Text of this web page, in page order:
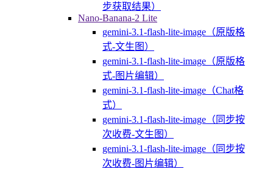
步获取结果）
Nano-Banana-2 Lite
gemini-3.1-flash-lite-image（原版格
式-文生图）
gemini-3.1-flash-lite-image（原版格
式-图片编辑）
gemini-3.1-flash-lite-image（Chat格
式）
gemini-3.1-flash-lite-image（同步按
次收费-文生图）
gemini-3.1-flash-lite-image（同步按
次收费-图片编辑）